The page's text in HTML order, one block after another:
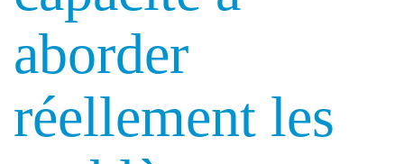
aborder
réellement les